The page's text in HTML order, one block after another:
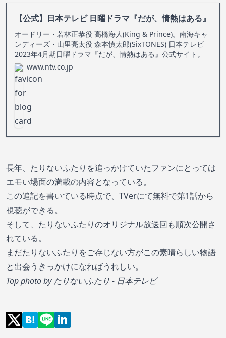
【公式】日本テレビ 日曜ドラマ『だが、情熱はある』
オードリー・若林正恭役 髙橋海人(King & Prince)。南海キャ
ンディーズ・山里亮太役 森本慎太郎(SixTONES) 日本テレビ
2023年4月期日曜ドラマ『だが、情熱はある』公式サイト。
www.ntv.co.jp
長年、たりないふたりを追っかけていたファンにとっては
エモい場面の満載の内容となっている。
この追記を書いている時点で、TVerにて無料で第1話から
視聴ができる。
そして、たりないふたりのオリジナル放送回も順次公開さ
れている。
まだたりないふたりをご存じない方がこの素晴らしい物語
と出会うきっかけになればうれしい。
Top photo by たりないふたり - 日本テレビ